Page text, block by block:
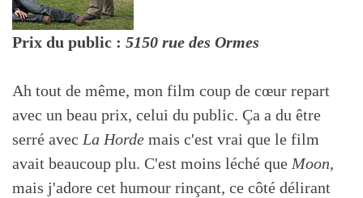
Prix du public : 5150 rue des Ormes
Ah tout de même, mon film coup de cœur repart
avec un beau prix, celui du public. Ça a du être
serré avec La Horde mais c'est vrai que le film
avait beaucoup plu. C'est moins léché que Moon,
mais j'adore cet humour rinçant, ce côté délirant